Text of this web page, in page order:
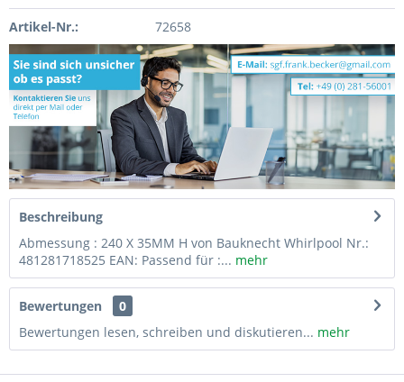
Artikel-Nr.: 72658
Beschreibung
Abmessung : 240 X 35MM H von Bauknecht Whirlpool Nr.:
481281718525 EAN: Passend für :... mehr
Bewertungen
0
Bewertungen lesen, schreiben und diskutieren... mehr